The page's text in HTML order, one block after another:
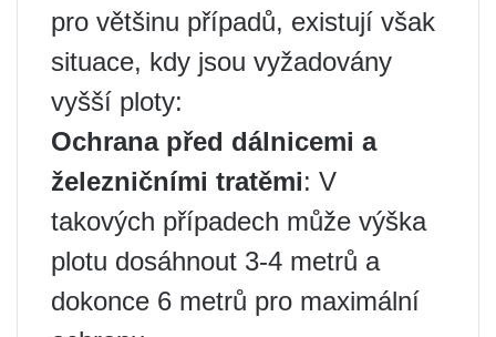
pro většinu případů, existují však
situace, kdy jsou vyžadovány
vyšší ploty:
Ochrana před dálnicemi a
železničními tratěmi: V
takových případech může výška
plotu dosáhnout 3-4 metrů a
dokonce 6 metrů pro maximální